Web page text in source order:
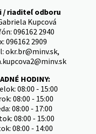
/ riaditeľ odboru
Kupcová
096162 2940
096162 2909
okr.br@minv.sk,
HODINY:
08:00 - 15:00
08:00 - 15:00
08:00 - 17:00
08:00 - 15:00
08:00 - 14:00